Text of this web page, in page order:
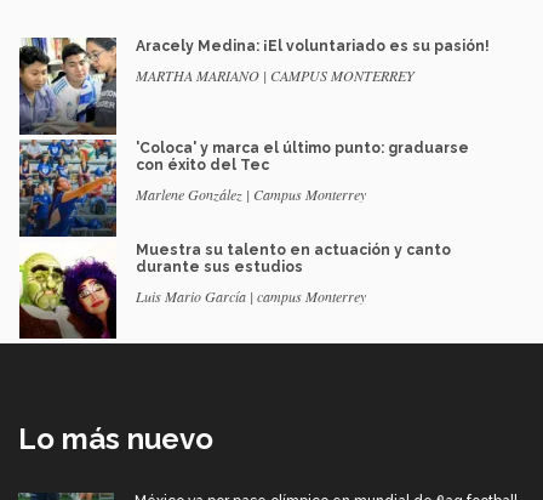
Aracely Medina: ¡El voluntariado es su pasión!
MARTHA MARIANO | CAMPUS MONTERREY
'Coloca' y marca el último punto: graduarse
con éxito del Tec
Marlene González | Campus Monterrey
Muestra su talento en actuación y canto
durante sus estudios
Luis Mario García | campus Monterrey
Lo más nuevo